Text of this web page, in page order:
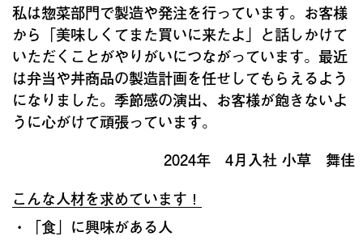
私は惣菜部門で製造や発注を行っています。お客様
から「美味しくてまた買いに来たよ」と話しかけて
いただくことがやりがいにつながっています。最近
は弁当や丼商品の製造計画を任せしてもらえるよう
になりました。季節感の演出、お客様が飽きないよ
うに心がけて頑張っています。
2024年 4月入社 小草 舞佳
こんな人材を求めています！
・「食」に興味がある人